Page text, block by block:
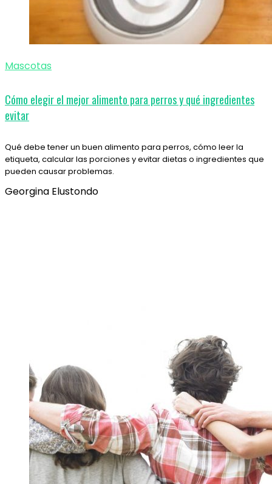
Mascotas
Cómo elegir el mejor alimento para perros y qué ingredientes
evitar
Qué debe tener un buen alimento para perros, cómo leer la
etiqueta, calcular las porciones y evitar dietas o ingredientes que
pueden causar problemas.
Georgina Elustondo